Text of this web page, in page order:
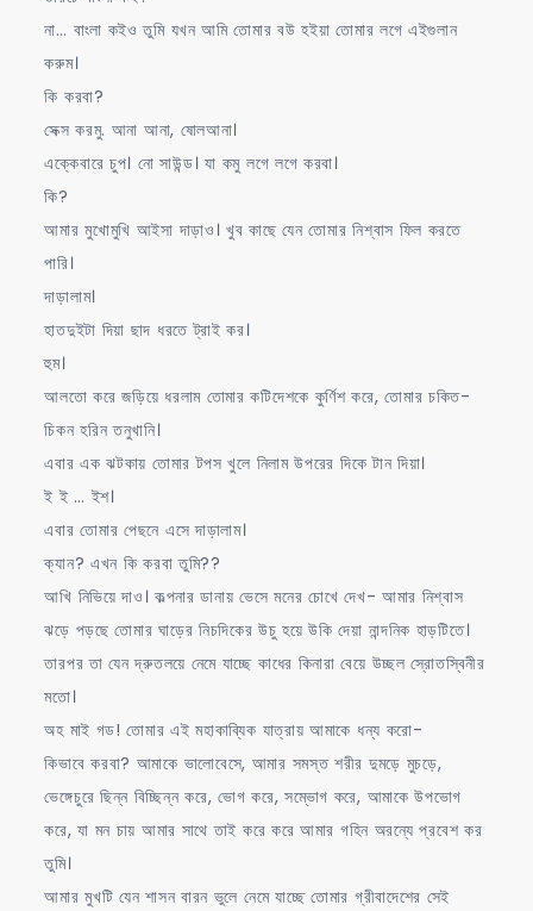
না… বাংলা কইও তুমি যখন আমি তোমার বউ হইয়া তোমার লগে এইগুলান
করুম।
কি করবা?
সেক্স করমু. আনা আনা, ষোলআনা।
এক্কেবারে চুপ। নো সাউন্ড। যা কমু লগে লগে করবা।
কি?
আমার মুখোমুখি আইসা দাড়াও। খুব কাছে যেন তোমার নিশ্বাস ফিল করতে
পারি।
দাড়ালাম।
হাতদুইটা দিয়া ছাদ ধরতে ট্রাই কর।
হুম।
আলতো করে জড়িয়ে ধরলাম তোমার কটিদেশকে কুর্ণিশ করে, তোমার চকিত-
চিকন হরিন তনুখানি।
এবার এক ঝটকায় তোমার টপস খুলে নিলাম উপরের দিকে টান দিয়া।
ই ই … ইশ।
এবার তোমার পেছনে এসে দাড়ালাম।
ক্যান? এখন কি করবা তুমি??
আখি নিভিয়ে দাও। কল্পনার ডানায় ভেসে মনের চোখে দেখ- আমার নিশ্বাস
ঝড়ে পড়ছে তোমার ঘাড়ের নিচদিকের উচু হয়ে উকি দেয়া নান্দনিক হাড়টিতে।
তারপর তা যেন দ্রুতলয়ে নেমে যাচ্ছে কাধের কিনারা বেয়ে উচ্ছল স্রোতস্বিনীর
মতো।
অহ মাই গড! তোমার এই মহাকাব্যিক যাত্রায় আমাকে ধন্য করো-
কিভাবে করবা? আমাকে ভালোবেসে, আমার সমস্ত শরীর দুমড়ে মুচড়ে,
ভেঙ্গেচুরে ছিন্ন বিচ্ছিন্ন করে, ভোগ করে, সম্ভোগ করে, আমাকে উপভোগ
করে, যা মন চায় আমার সাথে তাই করে করে আমার গহিন অরন্যে প্রবেশ কর
তুমি।
আমার মুখটি যেন শাসন বারন ভুলে নেমে যাচ্ছে তোমার গ্রীবাদেশের সেই